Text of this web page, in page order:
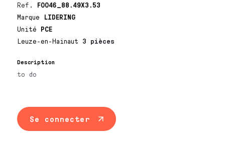
Ref. F0046_88.49X3.53
Marque LIDERING
Unité PCE
Leuze-en-Hainaut 3 pièces
Description
to do
Se connecter